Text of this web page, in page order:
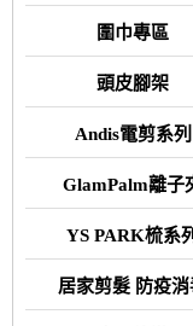
圍巾專區
頭皮腳架
Andis電剪系列
GlamPalm離子
YS PARK梳系列
居家剪髮 防疫消